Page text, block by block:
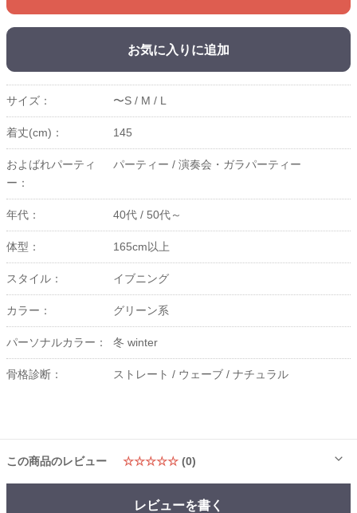
お気に入りに追加
サイズ： 〜S / M / L
着丈(cm)： 145
およばれパーティ
ー：
パーティー / 演奏会・ガラパーティー
年代： 40代 / 50代～
体型： 165cm以上
スタイル： イブニング
カラー： グリーン系
パーソナルカラー： 冬 winter
骨格診断： ストレート / ウェーブ / ナチュラル
この商品のレビュー ☆☆☆☆☆ (0)
レビューを書く